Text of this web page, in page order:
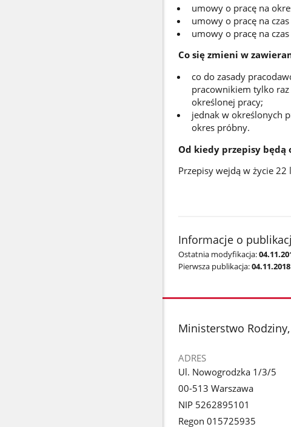
umowy o pracę na
umowy o pracę na
umowy o pracę na
Co się zmieni w
co do zasady
pracownikiem tylko
określonej pracy;
jednak w określonych
okres próbny.
Od kiedy przepisy będą
Przepisy wejdą w życie
Informacje o
Ostatnia modyfikacja:
Pierwsza publikacja:
stopka
Ministerstwo
ADRES
Ul. Nowogrodzka 1/3/5
00-513 Warszawa
NIP 5262895101
Regon 015725935